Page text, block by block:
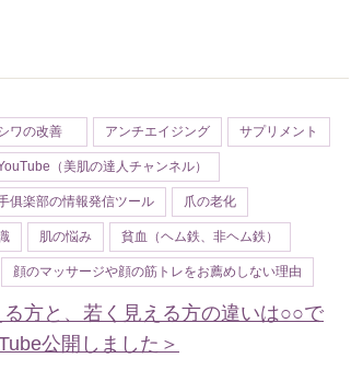
ワの改善 アンチエイジング サプリメント
（美肌の達人チャンネル）
俱楽部の情報発信ツール 爪の老化
肌の悩み 貧血（ヘム鉄、非ヘム鉄）
顔のマッサージや顔の筋トレをお薦めしない理由
方と、若く見える方の違いは○○で
公開しました＞